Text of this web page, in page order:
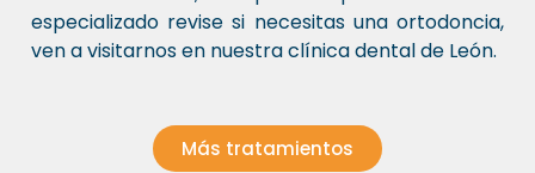
especializado revise si necesitas una ortodoncia,
ven a visitarnos en nuestra clínica dental de León.
Más tratamientos